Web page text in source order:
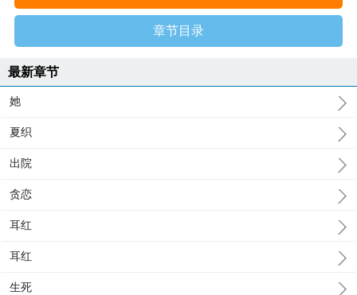
章节目录
最新章节
她
夏织
出院
贪恋
耳红
耳红
生死